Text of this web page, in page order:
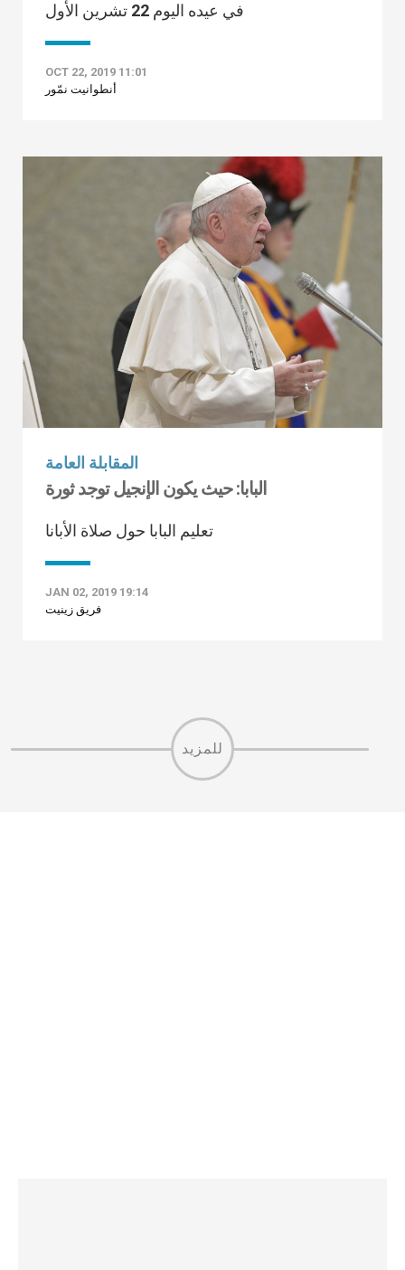
في عيده اليوم 22 تشرين الأول
OCT 22, 2019 11:01
أنطوانيت نمّور
المقابلة العامة
البابا: حيث يكون الإنجيل توجد ثورة
تعليم البابا حول صلاة الأبانا
JAN 02, 2019 19:14
فريق زينيت
للمزيد